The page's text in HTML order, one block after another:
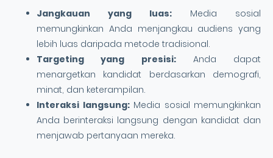
Jangkauan yang luas: Media sosial
memungkinkan Anda menjangkau audiens yang
lebih luas daripada metode tradisional.
Targeting yang presisi:Anda dapat
menargetkan kandidat berdasarkan demografi,
minat, dan keterampilan.
Interaksi langsung:Media sosial memungkinkan
Anda berinteraksi langsung dengan kandidat dan
menjawab pertanyaan mereka.